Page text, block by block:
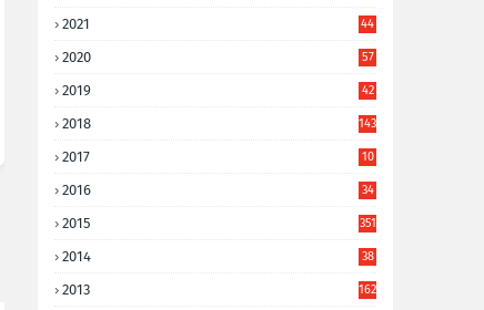
2021
44
2020
57
2019
42
2018 143
2017
10
2016
34
2015 351
2014
38
2013 162